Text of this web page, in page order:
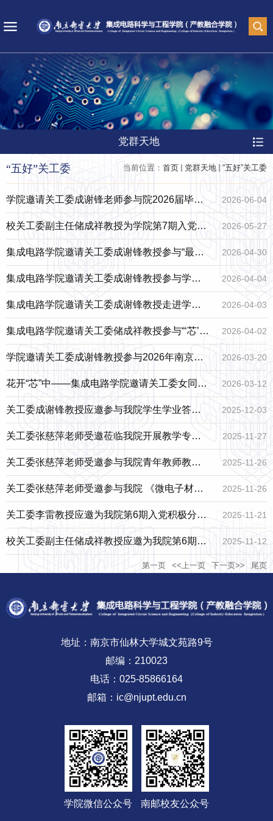
党群天地
当前位置： 首页 党群天地 “五好”关工委
“五好”关工委
学院邀请关工委成谢锋老师参与院2026届毕业
生代表座谈会暨廉洁教育专题讲座
2026-06-04
校关工委副主任储成祥教授为学院第7期入党积
极分子党校学员讲授专题党课
2026-05-27
集成电路学院邀请关工委成谢锋教授参与“最美
寝室”评选暨宿舍文化建设师生沙龙活动
2026-04-30
集成电路学院邀请关工委成谢锋教授参与学院
劳动教育实践活动
2026-04-04
集成电路学院邀请关工委成谢锋教授走进学生
宿舍开展座谈交流
2026-04-03
集成电路学院邀请关工委储成祥教授参与“‘芯’火
铸魂，铁纪清风”行走的党课暨清明祭英烈廉洁
教育活动
2026-04-02
学院邀请关工委成谢锋教授参与2026年南京邮
电大学“挑战杯”中国大学生创业计划竞赛院赛
2026-03-20
花开“芯”中——集成电路学院邀请关工委女同志
共赴春日花事，庆祝“三八”国际劳动妇女节
2026-03-12
关工委成谢锋教授应邀参与我院学生学业答疑
谈心活动
2025-12-03
关工委张慈萍老师受邀莅临我院开展教学专项
指示工作
2025-11-27
关工委张慈萍老师受邀参与我院青年教师教学
研讨会
2025-11-26
关工委张慈萍老师受邀参与我院 《微电子材料
与器件实验》课程评估研讨会
2025-11-26
关工委李雷教授应邀为我院第6期入党积极分子
授课
2025-11-21
校关工委副主任储成祥教授应邀为我院第6期入 2025-11-12
第一页 <<上一页 下一页>> 尾页
地址：南京市仙林大学城文苑路9号
邮编：210023
电话：025-85866164
邮箱：ic@njupt.edu.cn
学院微信公众号 南邮校友公众号